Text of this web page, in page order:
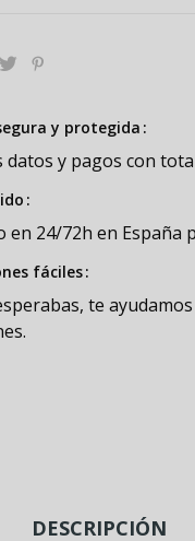
y protegida
y pagos con
en 24/72h en España
fáciles
te
DESCRIPCIÓN